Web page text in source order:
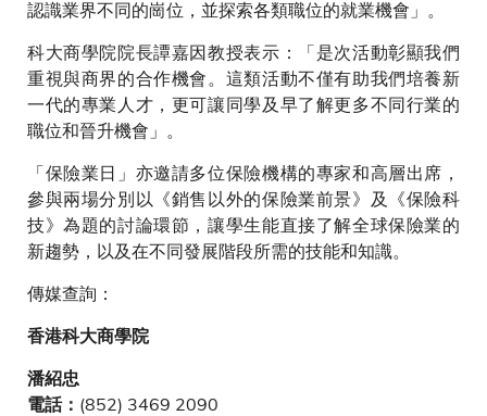
認識業界不同的崗位，並探索各類職位的就業機會」。
科大商學院院長譚嘉因教授表示：「是次活動彰顯我們
重視與商界的合作機會。這類活動不僅有助我們培養新
一代的專業人才，更可讓同學及早了解更多不同行業的
職位和晉升機會」。
「保險業日」亦邀請多位保險機構的專家和高層出席，
參與兩場分別以《銷售以外的保險業前景》及《保險科
技》為題的討論環節，讓學生能直接了解全球保險業的
新趨勢，以及在不同發展階段所需的技能和知識。
傳媒查詢：
香港科大商學院
潘紹忠
電話： (852) 3469 2090